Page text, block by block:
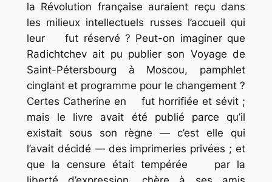
la Révolution française auraient reçu dans
les milieux intellectuels russes l’accueil qui
leur fut réservé ? Peut-on imaginer que
Radichtchev ait pu publier son Voyage de
Saint-Pétersbourg à Moscou, pamphlet
cinglant et programme pour le changement ?
Certes Catherine en fut horrifiée et sévit ;
mais le livre avait été publié parce qu’il
existait sous son règne — c’est elle qui
l’avait décidé — des imprimeries privées ; et
que la censure était tempérée par la